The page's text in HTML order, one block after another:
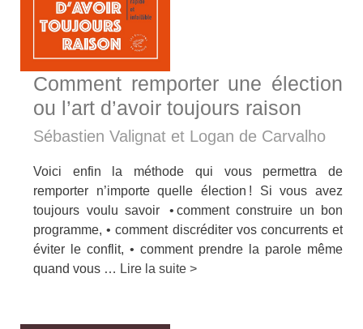
Comment remporter une élection
ou l’art d’avoir toujours raison
Sébastien Valignat et Logan de Carvalho
Voici enfin la méthode qui vous permettra de
remporter n’importe quelle élection ! Si vous avez
toujours voulu savoir • comment construire un bon
programme, • comment discréditer vos concurrents et
éviter le conflit, • comment prendre la parole même
quand vous … Lire la suite >